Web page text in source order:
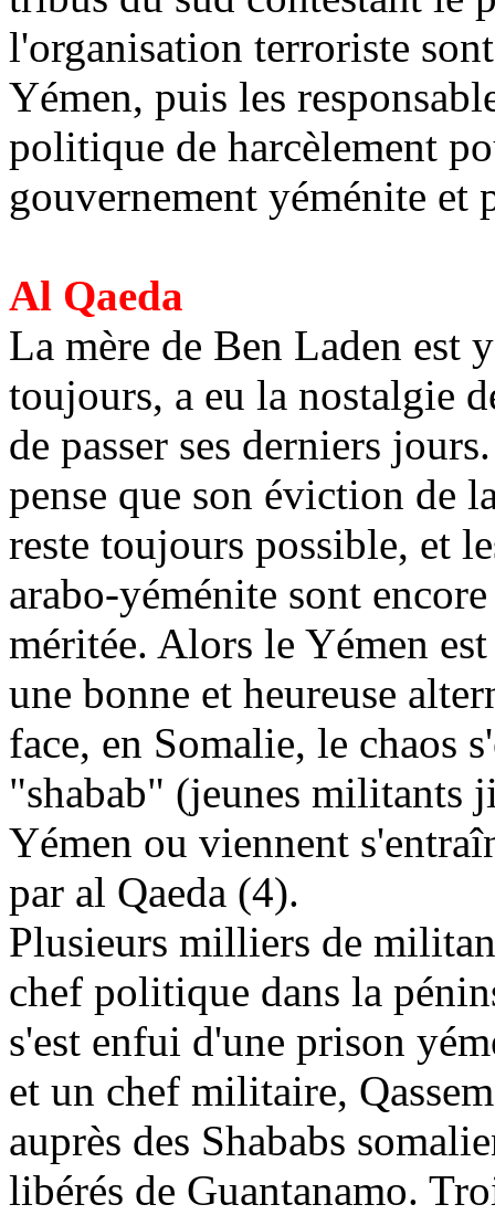
l'organisation terroriste
Yémen, puis les
politique de harcèlement
gouvernement yéménite et
Al Qaeda
La mère de Ben Laden est
toujours, a eu la nostalgie
de passer ses derniers
pense que son éviction de
reste toujours possible, et
arabo-yéménite sont
méritée. Alors le Yémen
une bonne et heureuse
face, en Somalie, le chaos
"shabab" (jeunes militants
Yémen ou viennent
par al Qaeda (4).
Plusieurs milliers de
chef politique dans la
s'est enfui d'une prison
et un chef militaire,
auprès des Shababs
libérés de Guantanamo.